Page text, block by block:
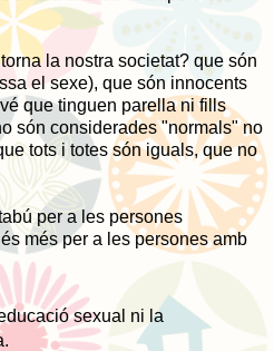
la nostra societat? que són
el sexe), que són innocents
que tinguen parella ni fills
són considerades "normals" no
tots i totes són iguals, que no
per a les persones
més per a les persones amb
sexual ni la